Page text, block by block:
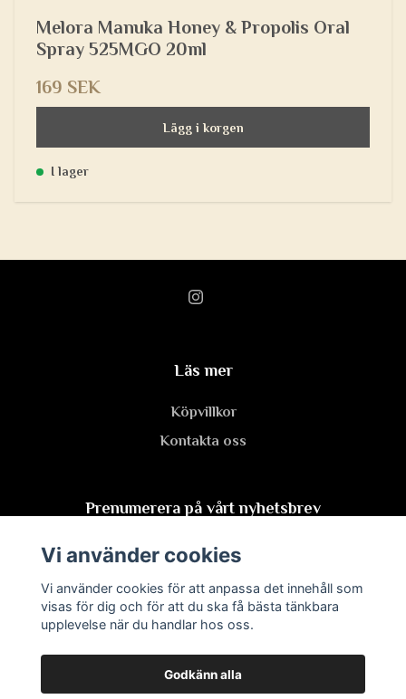
Melora Manuka Honey & Propolis Oral
Spray 525MGO 20ml
169 SEK
Lägg i korgen
I lager
Läs mer
Köpvillkor
Kontakta oss
Prenumerera på vårt nyhetsbrev
Vi använder cookies
Vi använder cookies för att anpassa det innehåll som
visas för dig och för att du ska få bästa tänkbara
upplevelse när du handlar hos oss.
Godkänn alla